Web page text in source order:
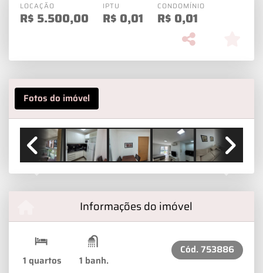
LOCAÇÃO
R$ 5.500,00
IPTU
R$ 0,01
CONDOMÍNIO
R$ 0,01
Fotos do imóvel
Previous Next
Informações do imóvel
1 quartos 1 banh.
Cód. 753886